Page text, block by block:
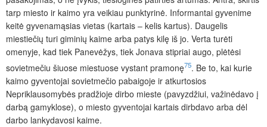
tarp miesto ir kaimo yra veikiau punktyrinė. Informantai gyvenime
keitė gyvenamąsias vietas (kartais – kelis kartus). Daugelis
miestiečių turi giminių kaime arba patys kilę iš jo. Verta turėti
omenyje, kad tiek Panevėžys, tiek Jonava stipriai augo, plėtėsi
sovietmečiu šiuose miestuose vystant pramonę75. Be to, kai kurie
kaimo gyventojai sovietmečio pabaigoje ir atkurtosios
Nepriklausomybės pradžioje dirbo mieste (pavyzdžiui, važinėdavo į
darbą gamyklose), o miesto gyventojai kartais dirbdavo arba dėl
darbo lankydavosi kaime.